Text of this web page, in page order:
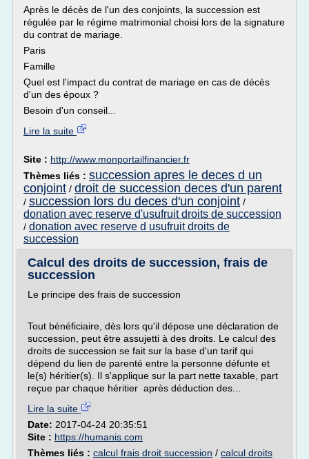
Après le décès de l'un des conjoints, la succession est
régulée par le régime matrimonial choisi lors de la signature
du contrat de mariage.
Paris
Famille
Quel est l'impact du contrat de mariage en cas de décès
d'un des époux ?
Besoin d'un conseil...
Lire la suite
Site : http://www.monportailfinancier.fr
Thèmes liés : succession apres le deces d un
conjoint / droit de succession deces d'un parent
/ succession lors du deces d'un conjoint /
donation avec reserve d'usufruit droits de succession
/ donation avec reserve d usufruit droits de
succession
Calcul des droits de succession, frais de
succession
Le principe des frais de succession
Tout bénéficiaire, dès lors qu'il dépose une déclaration de
succession, peut être assujetti à des droits. Le calcul des
droits de succession se fait sur la base d'un tarif qui
dépend du lien de parenté entre la personne défunte et
le(s) héritier(s). Il s'applique sur la part nette taxable, part
reçue par chaque héritier après déduction des...
Lire la suite
Date: 2017-04-24 20:35:51
Site : https://humanis.com
Thèmes liés : calcul frais droit succession / calcul droits